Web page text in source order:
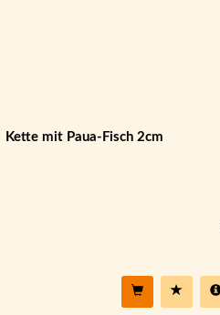
Kette mit Paua-Fisch 2cm